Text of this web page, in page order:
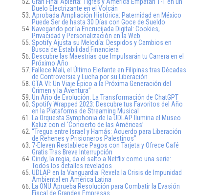
Duelo Electrizante en el Volcán
Aprobada Ampliación Histórica: Paternidad en México
Puede Ser de hasta 30 Días con Goce de Sueldo
Navegando por la Encrucijada Digital: Cookies,
Privacidad y Personalización en la Web
Spotify Ajusta su Melodía: Despidos y Cambios en
Busca de Estabilidad Financiera
Descubre las Maestrías que Impulsarán tu Carrera en el
Próximo Año
Fallece Mali, el Último Elefante en Filipinas tras Décadas
de Controversia y Lucha por su Liberación
GTA VI: Un Viaje Épico a la Próxima Generación del
Crimen y la Aventura”
Un Año de Evolución: La Transformación de ChatGPT
Spotify Wrapped 2023: Descubre tus Favoritos del Año
en la Plataforma de Streaming Musical
La Orquesta Symphonia de la UDLAP Ilumina el Museo
Kaluz con el ‘Concierto de las Américas’
“Tregua entre Israel y Hamás: Acuerdo para Liberación
de Rehenes y Prisioneros Palestinos”
7-Eleven Restablece Pagos con Tarjeta y Ofrece Café
Gratis Tras Breve Interrupción
Cindy, la regia, da el salto a Netflix como una serie:
Todos los detalles revelados
UDLAP en la Vanguardia: Revela la Crisis de Impunidad
Ambiental en América Latina
La ONU Aprueba Resolución para Combatir la Evasión
Fiscal de Grandes Empresas